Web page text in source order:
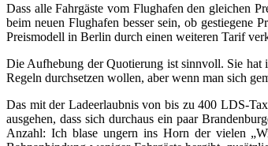
Dass alle Fahrgäste vom Flughafen den gleichen
beim neuen Flughafen besser sein, ob gestiegene
Preismodell in Berlin durch einen weiteren Tarif
Die Aufhebung der Quotierung ist sinnvoll. Sie hat
Regeln durchsetzen wollen, aber wenn man sich
Das mit der Ladeerlaubnis von bis zu 400 LDS-
ausgehen, dass sich durchaus ein paar
Anzahl: Ich blase ungern ins Horn der vielen